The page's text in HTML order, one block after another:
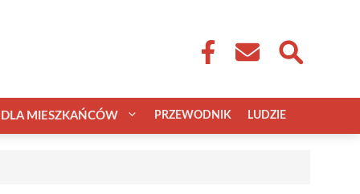
DLA MIESZKAŃCÓW PRZEWODNIK LUDZIE